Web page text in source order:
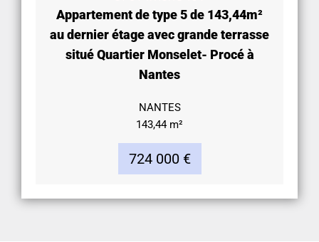
Appartement de type 5 de 143,44m²
au dernier étage avec grande terrasse
situé Quartier Monselet- Procé à
Nantes
NANTES
143,44 m²
724 000 €